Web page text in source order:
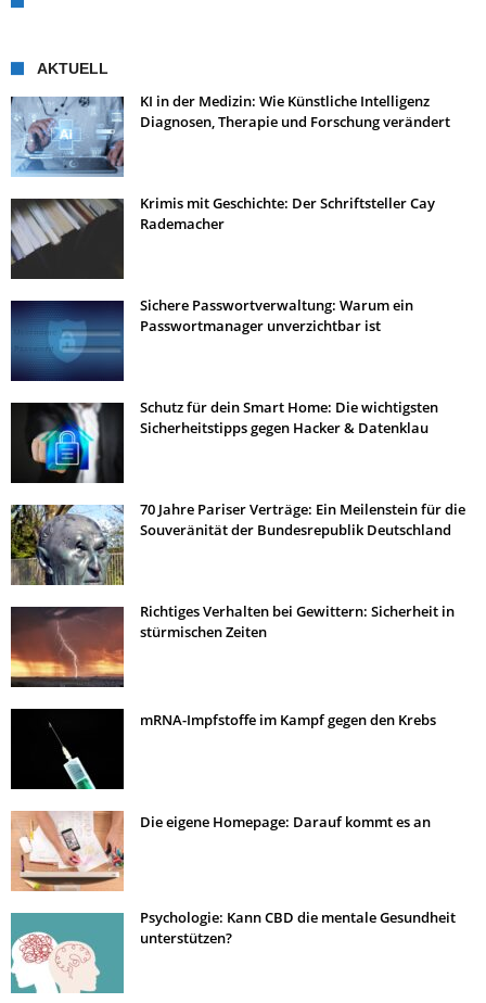
AKTUELL
KI in der Medizin: Wie Künstliche Intelligenz
Diagnosen, Therapie und Forschung verändert
Krimis mit Geschichte: Der Schriftsteller Cay
Rademacher
Sichere Passwortverwaltung: Warum ein
Passwortmanager unverzichtbar ist
Schutz für dein Smart Home: Die wichtigsten
Sicherheitstipps gegen Hacker & Datenklau
70 Jahre Pariser Verträge: Ein Meilenstein für die
Souveränität der Bundesrepublik Deutschland
Richtiges Verhalten bei Gewittern: Sicherheit in
stürmischen Zeiten
mRNA-Impfstoffe im Kampf gegen den Krebs
Die eigene Homepage: Darauf kommt es an
Psychologie: Kann CBD die mentale Gesundheit
unterstützen?